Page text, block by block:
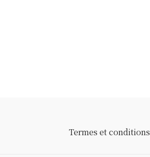
Termes et conditions